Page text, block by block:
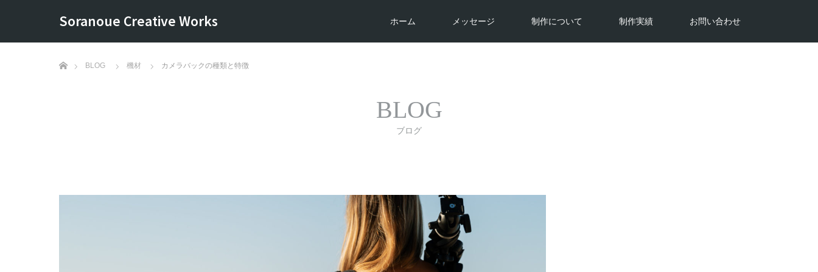
Soranoue Creative Works ホーム メッセージ 制作について 制作実績 お問い合わせ
BLOG 機材 カメラバックの種類と特徴
BLOG
ブログ